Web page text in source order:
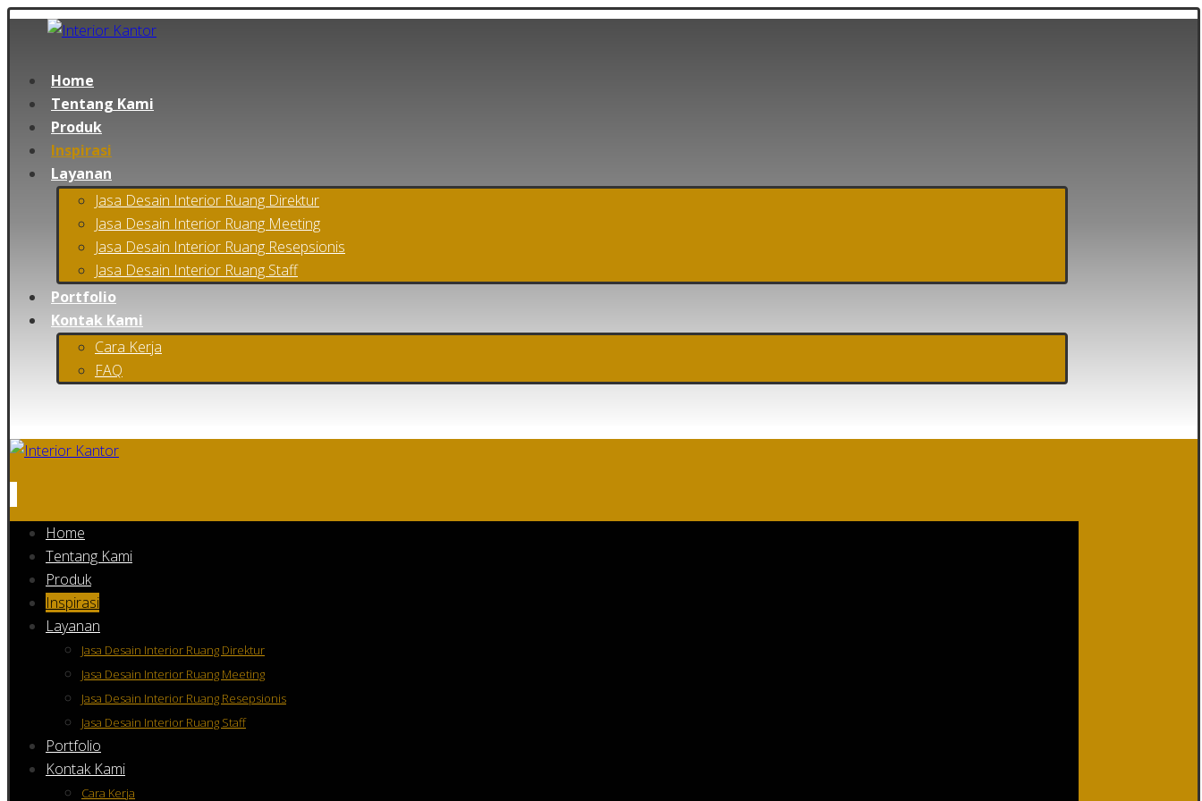
Home
Tentang Kami
Produk
Inspirasi
Layanan
Jasa Desain Interior Ruang Direktur
Jasa Desain Interior Ruang Meeting
Jasa Desain Interior Ruang Resepsionis
Jasa Desain Interior Ruang Staff
Portfolio
Kontak Kami
Cara Kerja
FAQ
Home
Tentang Kami
Produk
Inspirasi
Layanan
Jasa Desain Interior Ruang Direktur
Jasa Desain Interior Ruang Meeting
Jasa Desain Interior Ruang Resepsionis
Jasa Desain Interior Ruang Staff
Portfolio
Kontak Kami
Cara Kerja